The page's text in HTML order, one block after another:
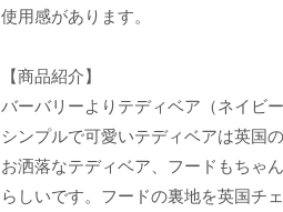
使用感があります。
【商品紹介】
バーバリーよりテディベア（ネイビ
シンプルで可愛いテディベアは英国
お洒落なテディベア、フードもちゃ
らしいです。フードの裏地を英国チ